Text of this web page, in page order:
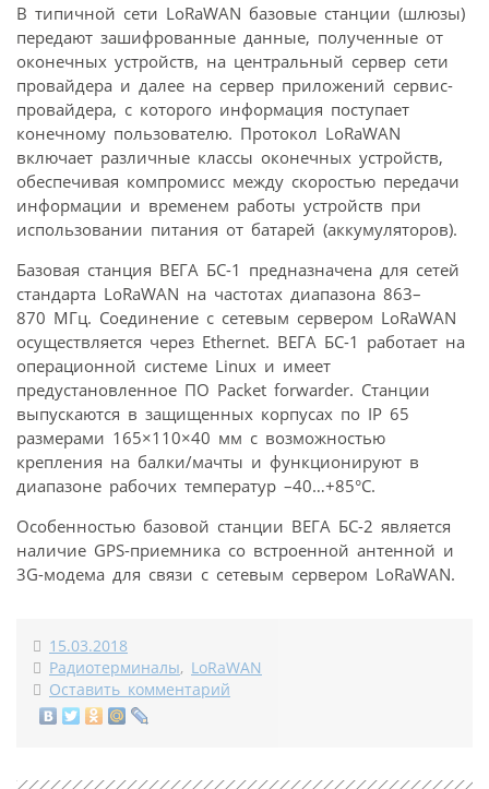
В типичной сети LoRaWAN базовые станции (шлюзы)
передают зашифрованные данные, полученные от
оконечных устройств, на центральный сервер сети
провайдера и далее на сервер приложений сервис-
провайдера, с которого информация поступает
конечному пользователю. Протокол LoRaWAN
включает различные классы оконечных устройств,
обеспечивая компромисс между скоростью передачи
информации и временем работы устройств при
использовании питания от батарей (аккумуляторов).
Базовая станция ВЕГА БС-1 предназначена для сетей
стандарта LoRaWAN на частотах диапазона 863–
870 МГц. Соединение с сетевым сервером LoRaWAN
осуществляется через Ethernet. ВЕГА БС-1 работает на
операционной системе Linux и имеет
предустановленное ПО Packet forwarder. Станции
выпускаются в защищенных корпусах по IP 65
размерами 165×110×40 мм с возможностью
крепления на балки/мачты и функционируют в
диапазоне рабочих температур –40…+85°С.
Особенностью базовой станции ВЕГА БС-2 является
наличие GPS-приемника со встроенной антенной и
3G-модема для связи с сетевым сервером LoRaWAN.
15.03.2018
Радиотерминалы, LoRaWAN
Оставить комментарий